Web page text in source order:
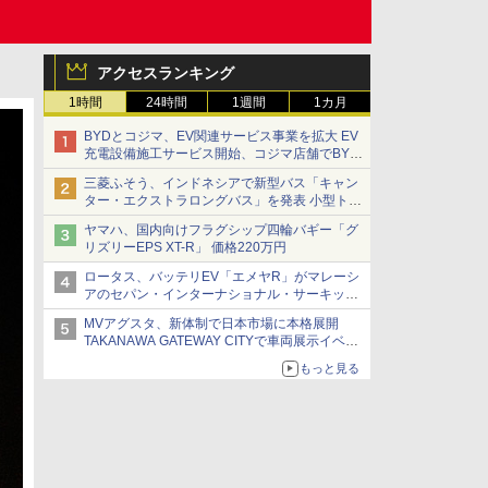
アクセスランキング
1時間 24時間 1週間 1カ月
BYDとコジマ、EV関連サービス事業を拡大 EV
充電設備施工サービス開始、コジマ店舗でBYD
車の展示・試乗イベントを強化
三菱ふそう、インドネシアで新型バス「キャン
ター・エクストラロングバス」を発表 小型トラ
ックベースの観光・旅客輸送向けバス
ヤマハ、国内向けフラグシップ四輪バギー「グ
リズリーEPS XT-R」 価格220万円
ロータス、バッテリEV「エメヤR」がマレーシ
アのセパン・インターナショナル・サーキット
のBEV最速タイムを樹立
MVアグスタ、新体制で日本市場に本格展開
TAKANAWA GATEWAY CITYで車両展示イベン
もっと見る